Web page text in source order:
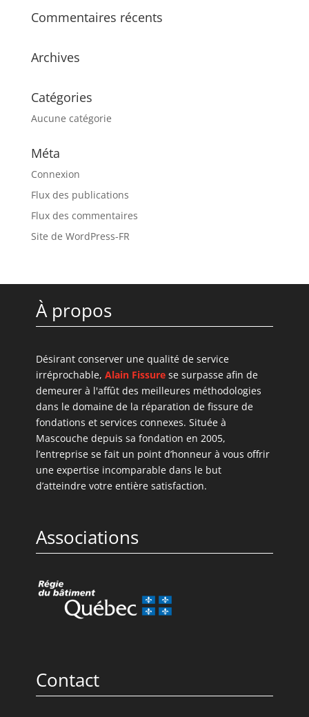
Commentaires récents
Archives
Catégories
Aucune catégorie
Méta
Connexion
Flux des publications
Flux des commentaires
Site de WordPress-FR
À propos
Désirant conserver une qualité de service
irréprochable, Alain Fissurese surpasse afin de
demeurer à l'affût des meilleures méthodologies
dans le domaine de la réparation de fissure de
fondations et services connexes. Située à
Mascouche depuis sa fondation en 2005,
l’entreprise se fait un point d’honneur à vous offrir
une expertise incomparable dans le but
d’atteindre votre entière satisfaction.
Associations
Contact